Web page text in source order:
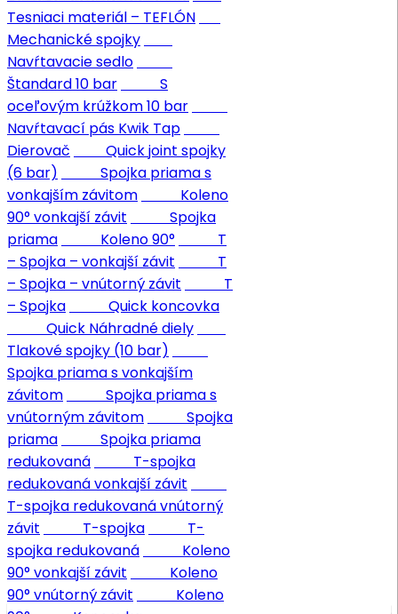
Tesniaci materiál – TEFLÓN
Mechanické spojky
Navŕtavacie sedlo
Štandard 10 bar
S
oceľovým krúžkom 10 bar
Navŕtavací pás Kwik Tap
Dierovač
Quick joint spojky
(6 bar)
Spojka priama s
vonkajším závitom
Koleno
90° vonkajší závit
Spojka
priama
Koleno 90°
T
– Spojka – vonkajší závit
T
– Spojka – vnútorný závit
T
– Spojka
Quick koncovka
Quick Náhradné diely
Tlakové spojky (10 bar)
Spojka priama s vonkajším
závitom
Spojka priama s
vnútorným závitom
Spojka
priama
Spojka priama
redukovaná
T-spojka
redukovaná vonkajší závit
T-spojka redukovaná vnútorný
závit
T-spojka
T-
spojka redukovaná
Koleno
90° vonkajší závit
Koleno
90° vnútorný závit
Koleno